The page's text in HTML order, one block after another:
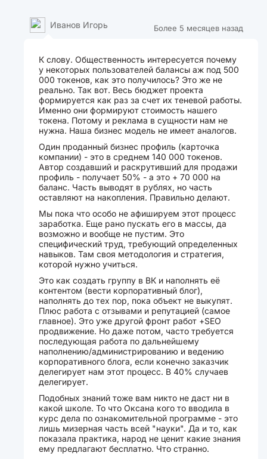
Более 5 месяцев назад
Иванов Игорь
К слову. Общественность интересуется почему
у некоторых пользователей балансы аж под 500
000 токенов, как это получилось? Это же не
реально. Так вот. Весь бюджет проекта
формируется как раз за счет их теневой работы.
Именно они формируют стоимость нашего
токена. Потому и реклама в сущности нам не
нужна. Наша бизнес модель не имеет аналогов.
Один проданный бизнес профиль (карточка
компании) - это в среднем 140 000 токенов.
Автор создавший и раскрутивший для продажи
профиль - получает 50% - а это + 70 000 на
баланс. Часть выводят в рублях, но часть
оставляют на накопления. Правильно делают.
Мы пока что особо не афишируем этот процесс
заработка. Еще рано пускать его в массы, да
возможно и вообще не пустим. Это
специфический труд, требующий определенных
навыков. Там своя методология и стратегия,
которой нужно учиться.
Это как создать группу в ВК и наполнять её
контентом (вести корпоративный блог),
наполнять до тех пор, пока объект не выкупят.
Плюс работа с отзывами и репутацией (самое
главное). Это уже другой фронт работ +SEO
продвижение. Но даже потом, часто требуется
последующая работа по дальнейшему
наполнению/администрированию и ведению
корпоративного блога, если конечно заказчик
делегирует нам этот процесс. В 40% случаев
делегирует.
Подобных знаний тоже вам никто не даст ни в
какой школе. То что Оксана кого то вводила в
курс дела по ознакомительной программе - это
лишь мизерная часть всей "науки". Да и то, как
показала практика, народ не ценит какие знания
ему предлагают бесплатно. Что странно.